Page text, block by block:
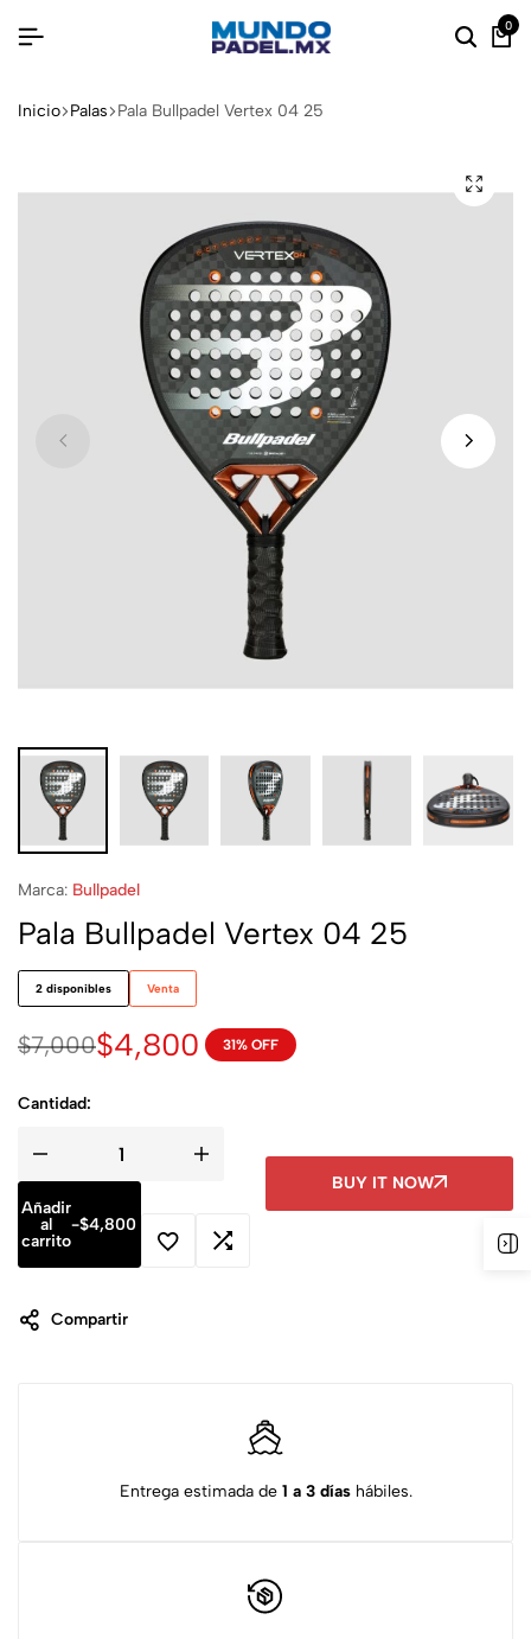
0
Inicio Palas Pala Bullpadel Vertex 04 25
Marca: Bullpadel
Pala Bullpadel Vertex 04 25
2 disponibles Venta
$7,000$4,800 31% OFF
Cantidad:
Añadir
al
carrito
-$4,800
BUY IT NOW
Compartir
Entrega estimada de 1 a 3 díashábiles.